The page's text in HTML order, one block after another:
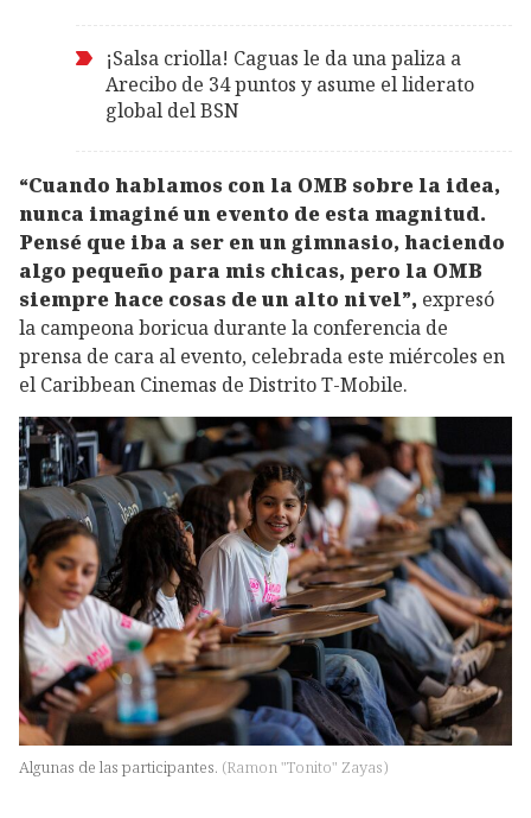
¡Salsa criolla! Caguas le da una paliza a
Arecibo de 34 puntos y asume el liderato
global del BSN
“Cuando hablamos con la OMB sobre la idea,
nunca imaginé un evento de esta magnitud.
Pensé que iba a ser en un gimnasio, haciendo
algo pequeño para mis chicas, pero la OMB
siempre hace cosas de un alto nivel”, expresó
la campeona boricua durante la conferencia de
prensa de cara al evento, celebrada este miércoles en
el Caribbean Cinemas de Distrito T-Mobile.
Algunas de las participantes. (Ramon "Tonito" Zayas)